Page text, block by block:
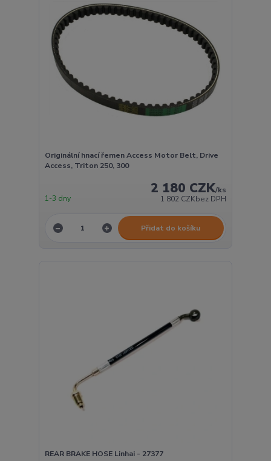
Originální hnací řemen Access Motor Belt, Drive
Access, Triton 250, 300
2 180 CZK/ks
1 802 CZKbez DPH
1-3 dny
Přidat do košíku
REAR BRAKE HOSE Linhai - 27377